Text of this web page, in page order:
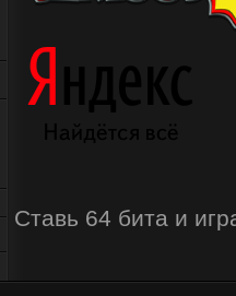
Ставь 64 бита и